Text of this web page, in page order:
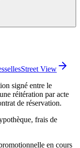
Street View
signé entre le
réitération par acte
de réservation.
frais de
en cours